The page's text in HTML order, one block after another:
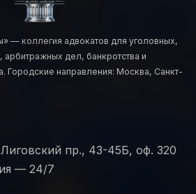
— коллегия адвокатов для уголовных,
дел, банкротства и
Городские направления: Москва, Санкт-
пр., 43-45Б, оф. 320
— 24/7